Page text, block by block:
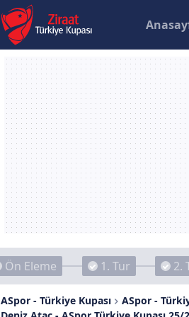
Ön Eleme 1. Tur 2.
ASpor - Türkiye Kupası
ASpor -